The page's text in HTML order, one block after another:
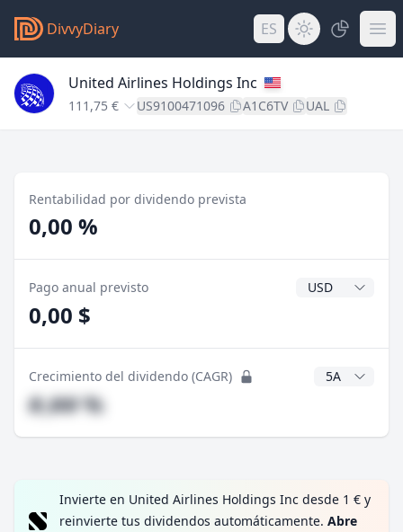
DivvyDiary ES
United Airlines Holdings Inc
111,75 € US9100471096 A1C6TV UAL
Rentabilidad por dividendo prevista
0,00 %
Pago anual previsto Divisa del
0,00 $
Crecimiento del dividendo (CAGR) Años CAGR
#,## %
Invierte en United Airlines Holdings Inc desde 1 € y
reinvierte tus dividendos automáticamente. Abre